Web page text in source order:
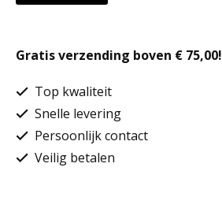
Gratis verzending boven € 75,00!
Top kwaliteit
Snelle levering
Persoonlijk contact
Veilig betalen